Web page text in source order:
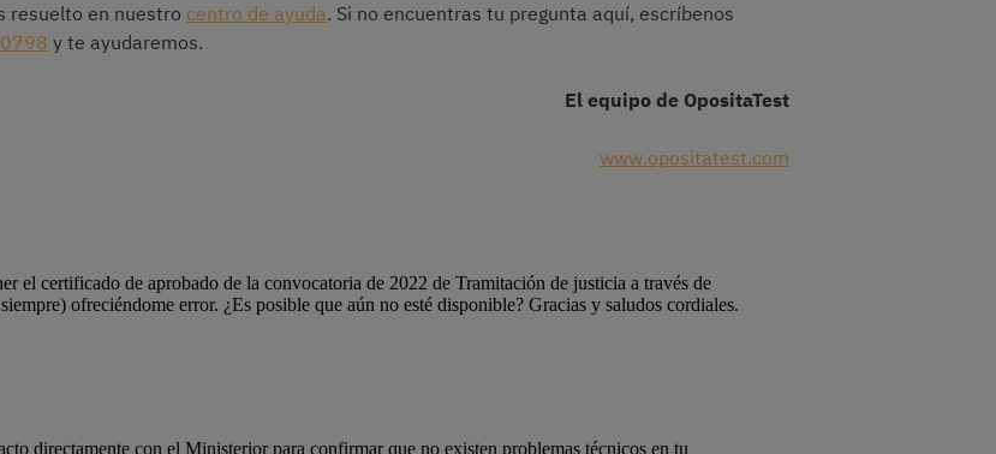
resuelto en nuestro centro de ayuda. Si no encuentras tu pregunta aquí, escríbenos
y te ayudaremos.
El equipo de OpositaTest
www.opositatest.com